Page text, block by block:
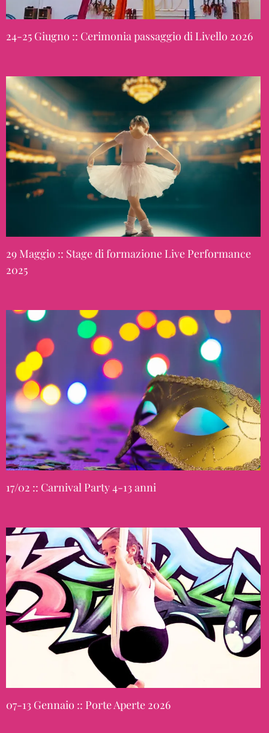
24-25 Giugno :: Cerimonia passaggio di Livello 2026
29 Maggio :: Stage di formazione Live Performance
2025
17/02 :: Carnival Party 4-13 anni
07-13 Gennaio :: Porte Aperte 2026